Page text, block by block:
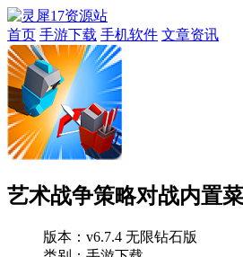
首页 手游下载 手机软件 文章资讯
艺术战争策略对战内置
版本： v6.7.4 无限钻石版